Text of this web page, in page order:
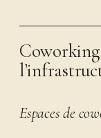
Espaces de